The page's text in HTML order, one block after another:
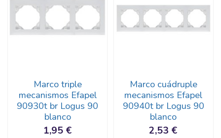
Marco triple
mecanismos Efapel
90930t br Logus 90
blanco
1,95 €
Marco cuádruple
mecanismos Efapel
90940t br Logus 90
blanco
2,53 €